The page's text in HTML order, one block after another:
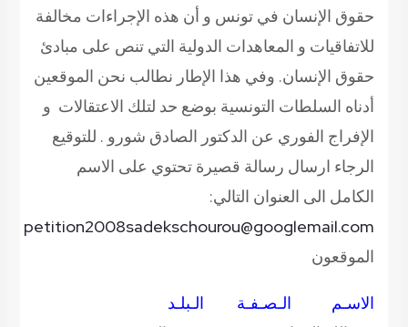
الإنسان في تونس و أن هذه الإجراءات مخالفة
و المعاهدات الدولية التي تنص على مبادئ
الإنسان. وفي هذا الإطار نطالب نحن الموقعين
السلطات التونسية بوضع حد لتلك الاعتقالات و
الفوري عن الدكتور الصادق شورو . للتوقيع
ارسال رسالة قصيرة تحتوي على الاسم
الى العنوان التالي:
الـصـفـة الـبلـد